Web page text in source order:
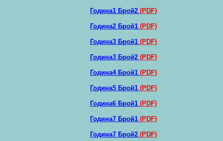
Година1 Брой2 (PDF)
Година2 Брой1 (PDF)
Година3 Брой1 (PDF)
Година3 Брой2 (PDF)
Година4 Брой1 (PDF)
Година5 Брой1 (PDF)
Година6 Брой1 (PDF)
Година7 Брой1 (PDF)
Година7 Брой2 (PDF)